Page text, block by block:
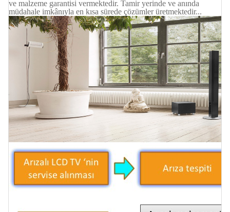
ve malzeme garantisi vermektedir. Tamir yerinde ve anında
müdahale imkânıyla en kısa sürede çözümler üretmektedir...